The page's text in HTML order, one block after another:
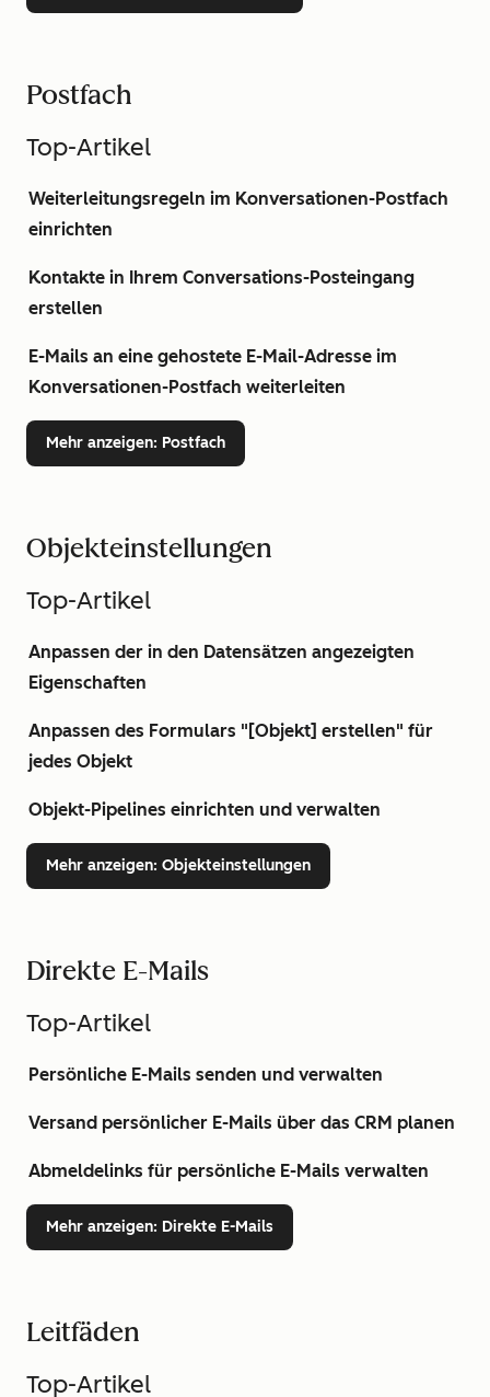
Postfach
Top-Artikel
Weiterleitungsregeln im Konversationen-Postfach
einrichten
Kontakte in Ihrem Conversations-Posteingang
erstellen
E-Mails an eine gehostete E-Mail-Adresse im
Konversationen-Postfach weiterleiten
Mehr anzeigen: Postfach
Objekteinstellungen
Top-Artikel
Anpassen der in den Datensätzen angezeigten
Eigenschaften
Anpassen des Formulars "[Objekt] erstellen" für
jedes Objekt
Objekt-Pipelines einrichten und verwalten
Mehr anzeigen: Objekteinstellungen
Direkte E-Mails
Top-Artikel
Persönliche E-Mails senden und verwalten
Versand persönlicher E-Mails über das CRM planen
Abmeldelinks für persönliche E-Mails verwalten
Mehr anzeigen: Direkte E-Mails
Leitfäden
Top-Artikel